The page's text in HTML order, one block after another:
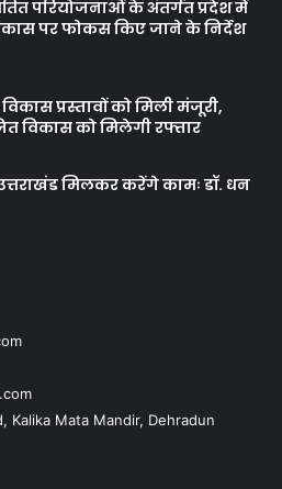
परियोजनाओं के अंतर्गत प्रदेश में
पर फोकस किए जाने के निर्देश
प्रस्तावों को मिली मंजूरी,
विकास को मिलेगी रफ्तार
मिलकर करेंगे कामः डॉ. धन
Kalika Mata Mandir, Dehradun